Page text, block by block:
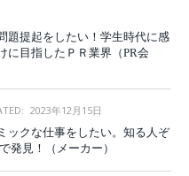
題提起をしたい！学生時代に感
に目指したＰＲ業界（PR会
2023年12月15日
ックな仕事をしたい。知る人ぞ
発見！（メーカー）